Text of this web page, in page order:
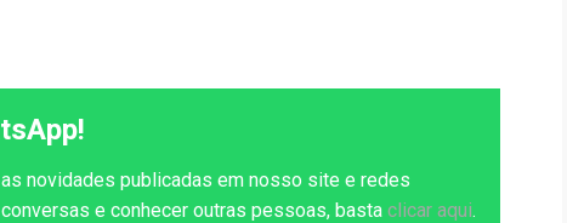
novidades publicadas em nosso site e redes
e conhecer outras pessoas, bastaclicar aqui.